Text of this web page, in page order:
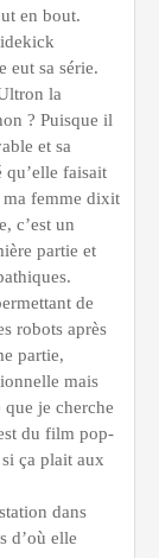
en bout.
eut sa série.
la
? Puisque il
et sa
qu’elle faisait
femme dixit
c’est un
partie et
de
robots après
partie,
mais
que je cherche
du film pop-
ça plait aux
dans
d’où elle